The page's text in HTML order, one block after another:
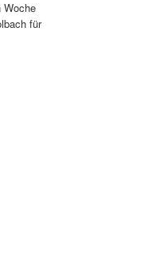
Woche
für